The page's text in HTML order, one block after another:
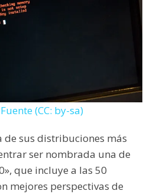
Fuente (CC: by-sa)
de sus distribuciones más
ser nombrada una de
que incluye a las 50
mejores perspectivas de